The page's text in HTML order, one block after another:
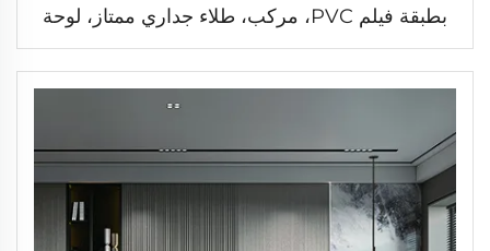
بطبقة فيلم PVC، مركب، طلاء جداري ممتاز، لوحة
جدار مموجة